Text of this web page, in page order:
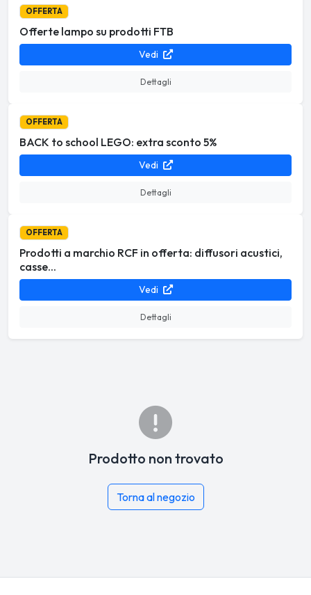
OFFERTA
Offerte lampo su prodotti FTB
Vedi
Dettagli
OFFERTA
BACK to school LEGO: extra sconto 5%
Vedi
Dettagli
OFFERTA
Prodotti a marchio RCF in offerta: diffusori acustici,
casse...
Vedi
Dettagli
Prodotto non trovato
Torna al negozio